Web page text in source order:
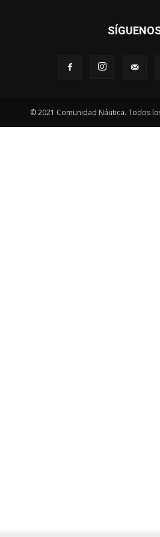
© 2021 Comunidad Náutica. Todos